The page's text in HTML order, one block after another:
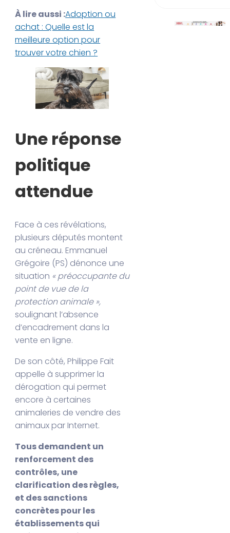
À lire aussi :Adoption ou
achat : Quelle est la
meilleure option pour
trouver votre chien ?
Une réponse
politique
attendue
Face à ces révélations,
plusieurs députés montent
au créneau. Emmanuel
Grégoire (PS) dénonce une
situation « préoccupante du
point de vue de la
protection animale »,
soulignant l’absence
d’encadrement dans la
vente en ligne.
De son côté, Philippe Fait
appelle à supprimer la
dérogation qui permet
encore à certaines
animaleries de vendre des
animaux par Internet.
Tous demandent un
renforcement des
contrôles, une
clarification des règles,
et des sanctions
concrètes pour les
établissements qui